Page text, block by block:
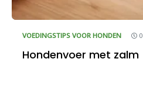
VOEDINGSTIPS VOOR HONDEN
Hondenvoer met zalm